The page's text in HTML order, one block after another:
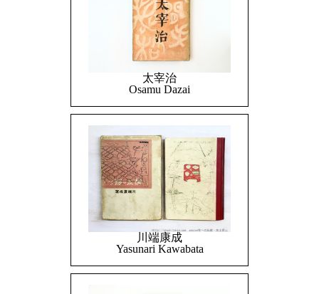
太宰治
Osamu Dazai
川端康成
Yasunari Kawabata